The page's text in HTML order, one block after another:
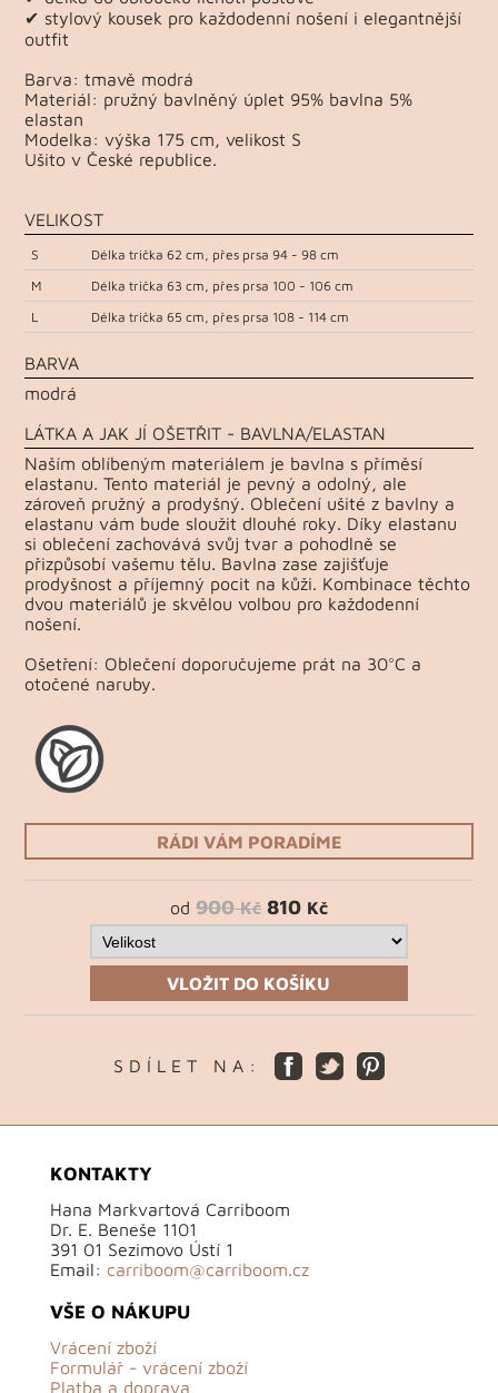
✔ stylový kousek pro každodenní nošení i elegantnější
outfit
Barva: tmavě modrá
Materiál: pružný bavlněný úplet 95% bavlna 5%
elastan
Modelka: výška 175 cm, velikost S
Ušito v České republice.
VELIKOST
S
Délka trička 62 cm, přes prsa 94 - 98 cm
M
Délka trička 63 cm, přes prsa 100 - 106 cm
L
Délka trička 65 cm, přes prsa 108 - 114 cm
BARVA
modrá
LÁTKA A JAK JÍ OŠETŘIT - BAVLNA/ELASTAN
Naším oblíbeným materiálem je bavlna s příměsí
elastanu. Tento materiál je pevný a odolný, ale
zároveň pružný a prodyšný. Oblečení ušité z bavlny a
elastanu vám bude sloužit dlouhé roky. Díky elastanu
si oblečení zachovává svůj tvar a pohodlně se
přizpůsobí vašemu tělu. Bavlna zase zajišťuje
prodyšnost a příjemný pocit na kůži. Kombinace těchto
dvou materiálů je skvělou volbou pro každodenní
nošení.
Ošetření: Oblečení doporučujeme prát na 30°C a
otočené naruby.
RÁDI VÁM PORADÍME
od 900 Kč 810 Kč
VLOŽIT DO KOŠÍKU
S D Í L E T N A :
KONTAKTY
Hana Markvartová Carriboom
Dr. E. Beneše 1101
391 01 Sezimovo Ústí 1
Email: carriboom@carriboom.cz
VŠE O NÁKUPU
Vrácení zboží
Formulář - vrácení zboží
Platba a doprava